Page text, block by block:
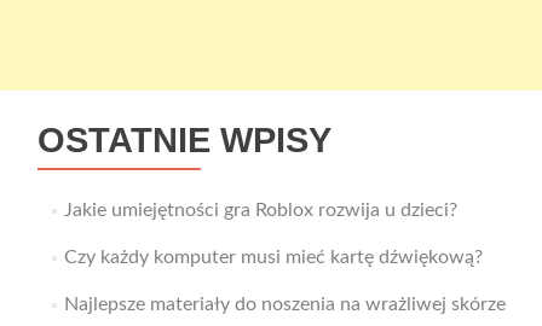
OSTATNIE WPISY
Jakie umiejętności gra Roblox rozwija u dzieci?
Czy każdy komputer musi mieć kartę dźwiękową?
Najlepsze materiały do noszenia na wrażliwej skórze